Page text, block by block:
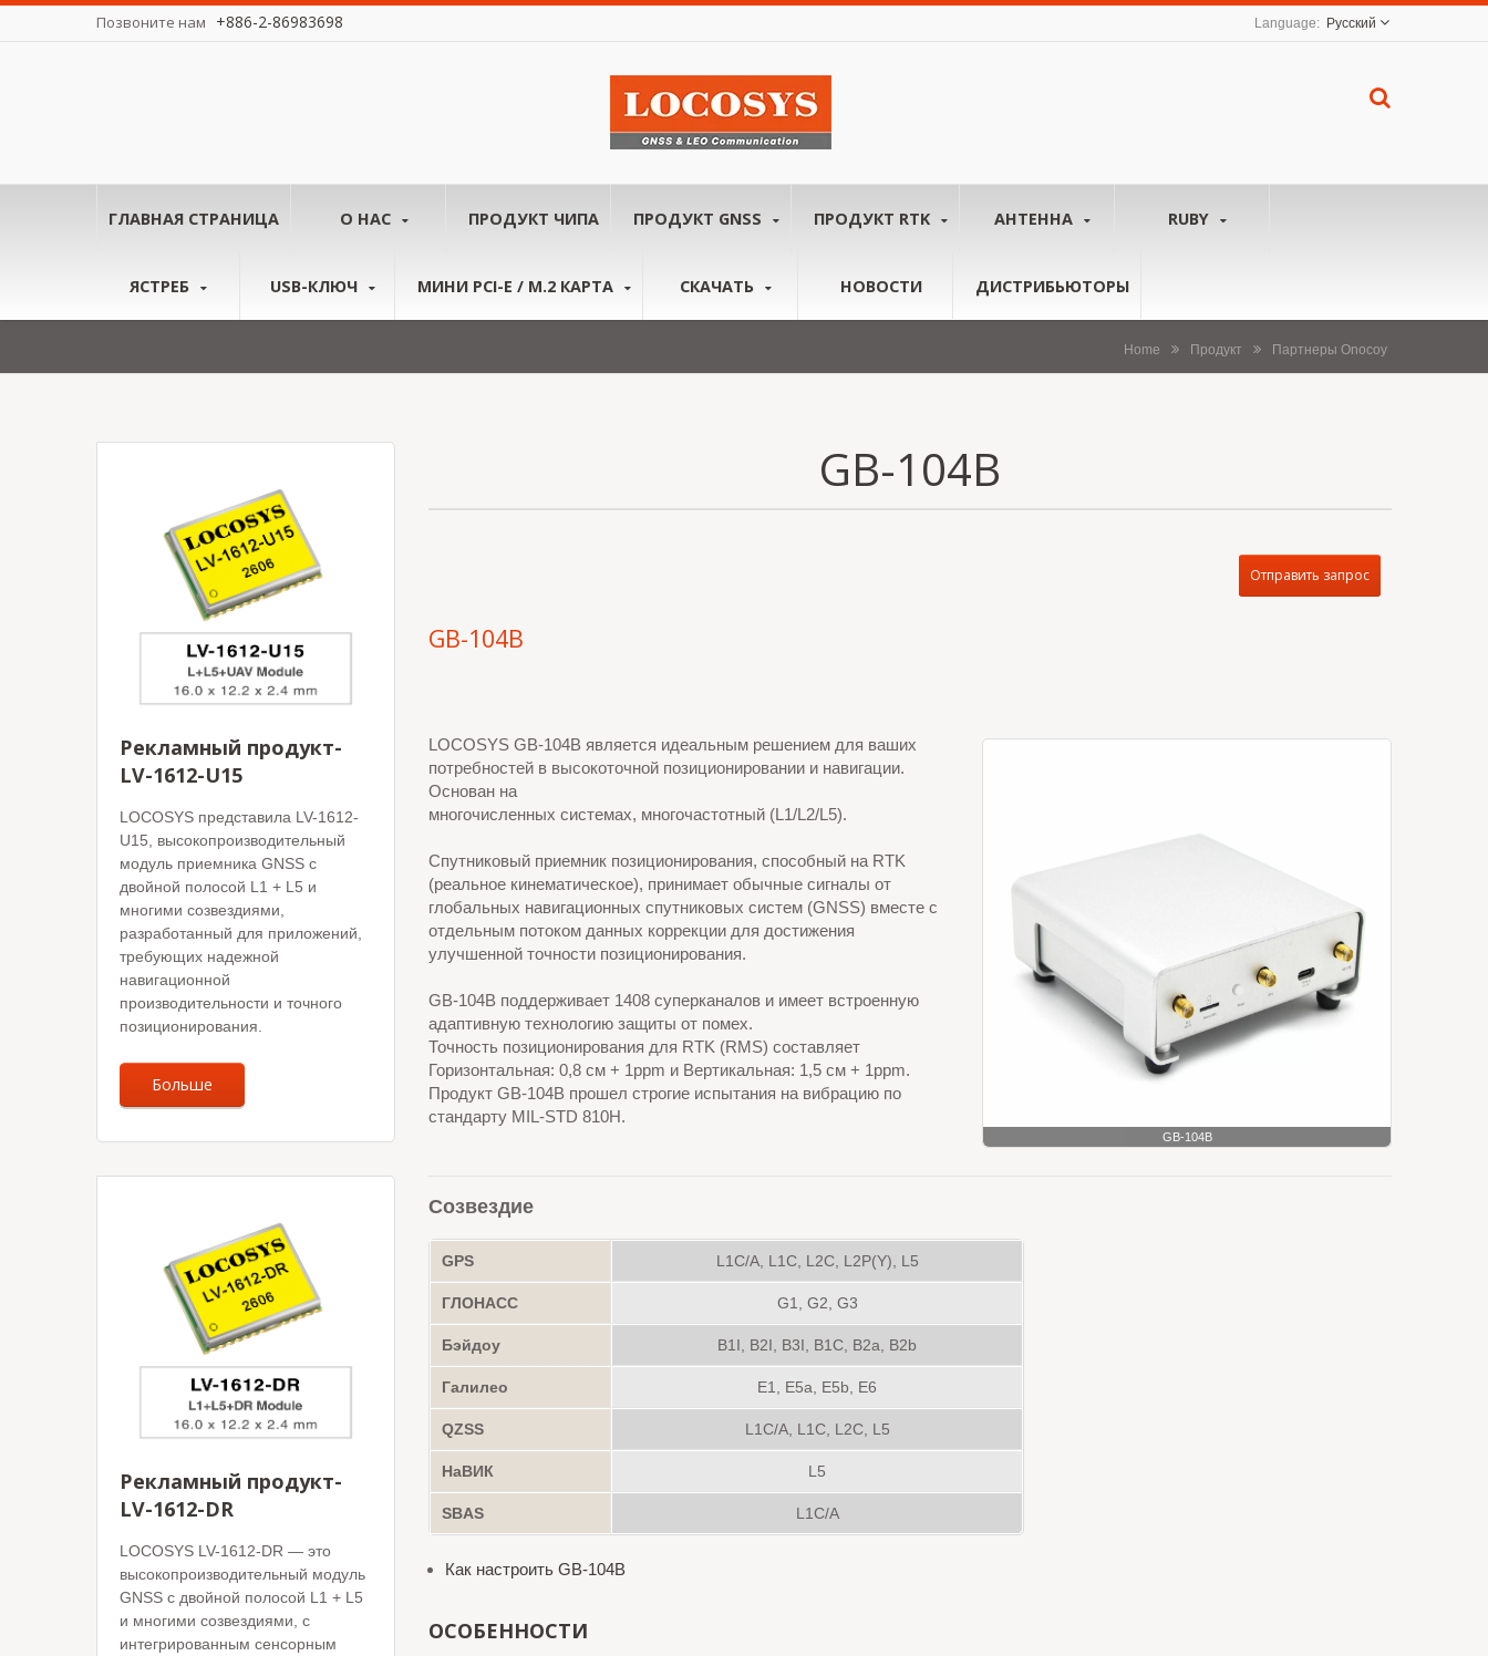
Позвоните нам +886-2-86983698 Русский
ГЛАВНАЯ СТРАНИЦА О НАС ПРОДУКТ ЧИПА ПРОДУКТ GNSS ПРОДУКТ RTK АНТЕННА RUBY
ЯСТРЕБ USB-КЛЮЧ МИНИ PCI-E / M.2 КАРТА СКАЧАТЬ НОВОСТИ ДИСТРИБЬЮТОРЫ
Home Продукт Партнеры Onocoy
Рекламный продукт-
LV-1612-U15
LOCOSYS представила LV-1612-
U15, высокопроизводительный
модуль приемника GNSS с
двойной полосой L1 + L5 и
многими созвездиями,
разработанный для приложений,
требующих надежной
навигационной
производительности и точного
позиционирования.
Больше
Рекламный продукт-
LV-1612-DR
LOCOSYS LV-1612-DR — это
высокопроизводительный модуль
GNSS с двойной полосой L1 + L5
и многими созвездиями, с
интегрированным сенсорным
GB-104B
Отправить запрос
GB-104B
GB-104B
LOCOSYS GB-104B является идеальным решением для ваших
потребностей в высокоточной позиционировании и навигации.
Основан на
многочисленных системах, многочастотный (L1/L2/L5).
Спутниковый приемник позиционирования, способный на RTK
(реальное кинематическое), принимает обычные сигналы от
глобальных навигационных спутниковых систем (GNSS) вместе с
отдельным потоком данных коррекции для достижения
улучшенной точности позиционирования.
GB-104B поддерживает 1408 суперканалов и имеет встроенную
адаптивную технологию защиты от помех.
Точность позиционирования для RTK (RMS) составляет
Горизонтальная: 0,8 см + 1ppm и Вертикальная: 1,5 см + 1ppm.
Продукт GB-104B прошел строгие испытания на вибрацию по
стандарту MIL-STD 810H.
Созвездие
GPS L1C/A, L1C, L2C, L2P(Y), L5
ГЛОНАСС G1, G2, G3
Бэйдоу B1I, B2I, B3I, B1C, B2a, B2b
Галилео E1, E5a, E5b, E6
QZSS L1C/A, L1C, L2C, L5
НаВИК L5
SBAS L1C/A
Как настроить GB-104B
ОСОБЕННОСТИ